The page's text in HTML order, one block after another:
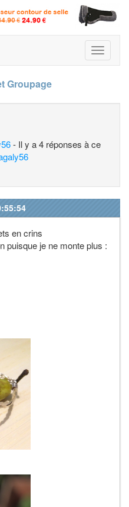
Toggle
Groupage
- Il y a 4 réponses à ce
en crins
puisque je ne monte plus :